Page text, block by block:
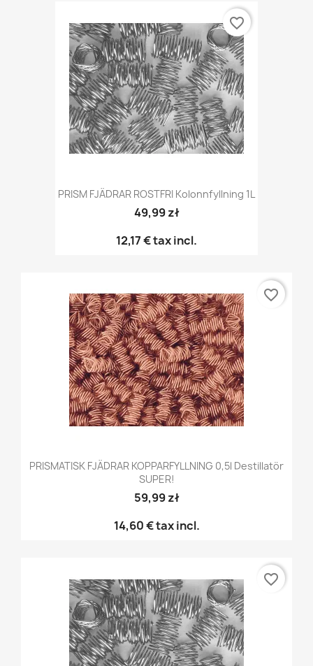
PRISM FJÄDRAR ROSTFRI Kolonnfyllning 1L
49,99 zł
12,17 €tax incl.
favorite_border
PRISMATISK FJÄDRAR KOPPARFYLLNING 0,5l Destillatör
SUPER!
59,99 zł
14,60 €tax incl.
favorite_border
favorite_border